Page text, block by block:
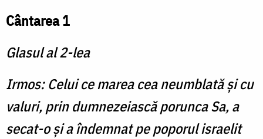
Cântarea 1
Glasul al 2-lea
Irmos: Celui ce marea cea neumblată şi cu
valuri, prin dumnezeiască porunca Sa, a
secat-o şi a îndemnat pe poporul israelit